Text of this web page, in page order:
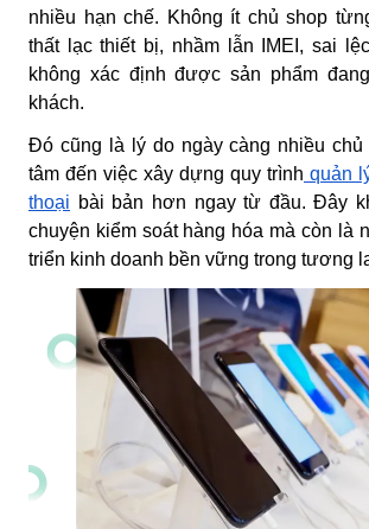
nhiều hạn chế. Không ít chủ shop
thất lạc thiết bị, nhầm lẫn IMEI, sai
không xác định được sản phẩm
khách.
Đó cũng là lý do ngày càng nhiều chủ
tâm đến việc xây dựng quy trình quản
thoại bài bản hơn ngay từ đầu. Đây
chuyện kiểm soát hàng hóa mà còn là
triển kinh doanh bền vững trong tương